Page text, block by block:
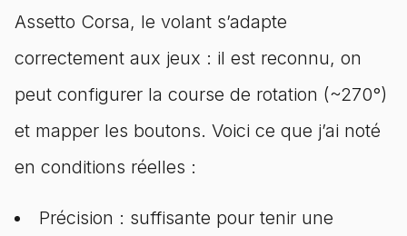
Assetto Corsa, le volant s’adapte
correctement aux jeux : il est reconnu, on
peut configurer la course de rotation (~270°)
et mapper les boutons. Voici ce que j’ai noté
en conditions réelles :
Précision : suffisante pour tenir une